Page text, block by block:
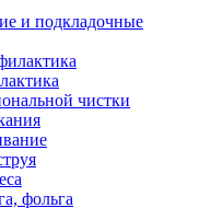
и подкладочные
чистки